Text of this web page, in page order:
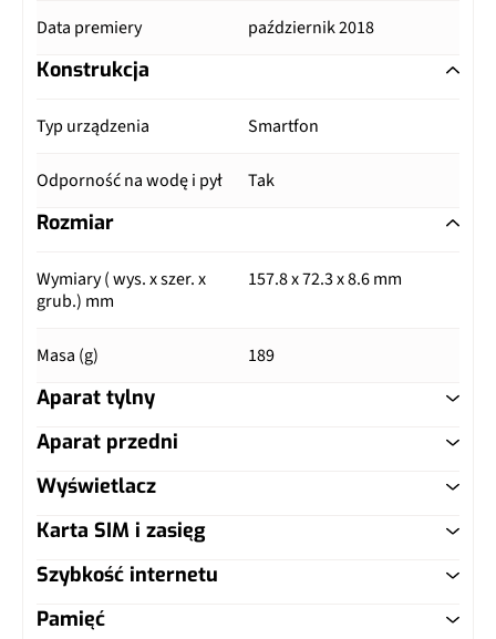
Data premiery październik 2018
Konstrukcja
Typ urządzenia Smartfon
Odporność na wodę i pył Tak
Rozmiar
Wymiary ( wys. x szer. x
grub.) mm
157.8 x 72.3 x 8.6 mm
Masa (g) 189
Aparat tylny
Główny aparat
Autofocus
Ogniskowa
Aparat przedni
Główny aparat
Ogniskowa
Wyświetlacz
Typ ekranu
Karta SIM i zasięg
Typ karty SIM
Szybkość internetu
LTE
Pamięć